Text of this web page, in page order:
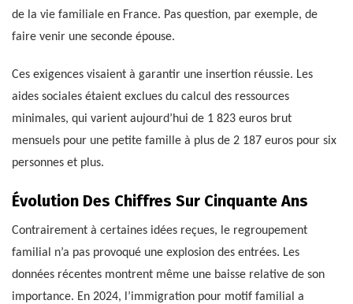
de la vie familiale en France. Pas question, par exemple, de
faire venir une seconde épouse.
Ces exigences visaient à garantir une insertion réussie. Les
aides sociales étaient exclues du calcul des ressources
minimales, qui varient aujourd’hui de 1 823 euros brut
mensuels pour une petite famille à plus de 2 187 euros pour six
personnes et plus.
Évolution Des Chiffres Sur Cinquante Ans
Contrairement à certaines idées reçues, le regroupement
familial n’a pas provoqué une explosion des entrées. Les
données récentes montrent même une baisse relative de son
importance. En 2024, l’immigration pour motif familial a